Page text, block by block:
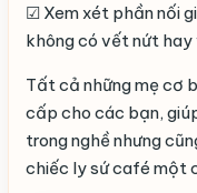
☑ Xem xét phần nối
không có vết nứt hay
Tất cả những mẹ cơ
cấp cho các bạn,
trong nghề nhưng
chiếc ly sứ café một